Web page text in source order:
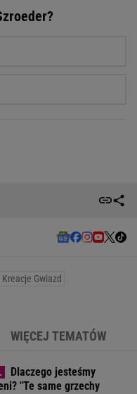
Kreacje Gwiazd
WIĘCEJ TEMATÓW
Dlaczego jesteśmy
"Te same grzechy